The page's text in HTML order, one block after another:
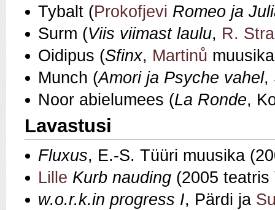
Tybalt (Prokofjevi Romeo ja
Surm (Viis viimast laulu, R.
Oidipus (Sfinx, Martinů
Munch (Amori ja Psyche vahel,
Noor abielumees (La Ronde,
Lavastusi
Fluxus, E.-S. Tüüri muusika
Lille Kurb nauding (2005 teatris
w.o.r.k.in progress I, Pärdi ja